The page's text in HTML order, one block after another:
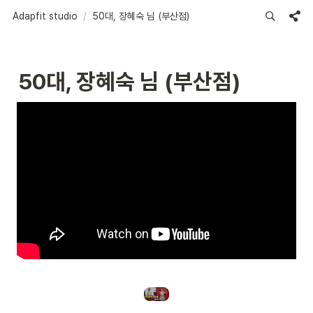
Adapfit studio / 50대, 장혜숙 님 (부산점)
50대, 장혜숙 님 (부산점)